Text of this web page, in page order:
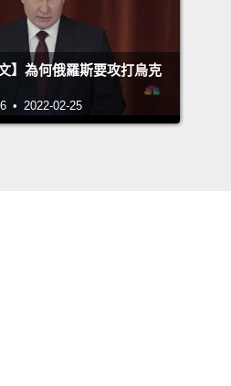
】為何俄羅斯要攻打烏克
• 2022-02-25